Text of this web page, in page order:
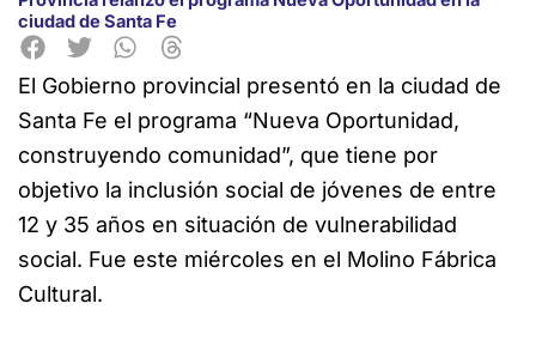
ciudad de Santa Fe
El Gobierno provincial presentó en la ciudad de
Santa Fe el programa “Nueva Oportunidad,
construyendo comunidad”, que tiene por
objetivo la inclusión social de jóvenes de entre
12 y 35 años en situación de vulnerabilidad
social. Fue este miércoles en el Molino Fábrica
Cultural.